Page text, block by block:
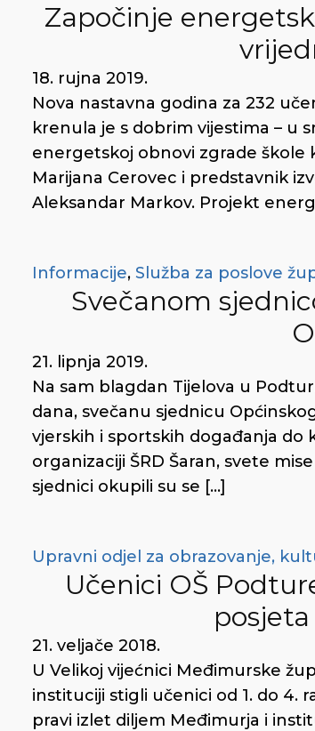
Započinje
18. rujna 2019.
Nova nastavna godina za 232
krenula je s dobrim vijestima – u
energetskoj obnovi zgrade škole
Marijana Cerovec i predstavnik
Aleksandar Markov. Projekt
Informacije, Služba za poslove
Svečanom
21. lipnja 2019.
Na sam blagdan Tijelova u
dana, svečanu sjednicu
vjerskih i sportskih događanja do
organizaciji ŠRD Šaran, svete
sjednici okupili su se […]
Upravni odjel za obrazovanje,
Učenici OŠ
21. veljače 2018.
U Velikoj vijećnici Međimurske
instituciji stigli učenici od 1. do 4.
pravi izlet diljem Međimurja i